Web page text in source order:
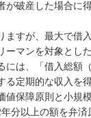
が破産した場合に
すが、最大で借
マンを対象とした
は、「借入総額
定期的な収入を
値保障原則と小規
分以上の額を弁済